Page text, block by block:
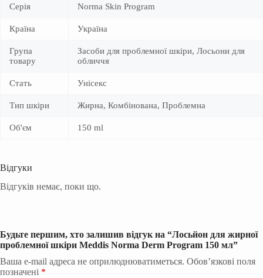
Серія Norma Skin Program
Країна Україна
Група
товару
Засоби для проблемної шкіри, Лосьони для
обличчя
Стать Унісекс
Тип шкіри Жирна, Комбінована, Проблемна
Об'єм 150 ml
Відгуки
Відгуків немає, поки що.
Будьте першим, хто залишив відгук на “Лосьйон для жирної
проблемної шкіри Meddis Norma Derm Program 150 мл”
Ваша e-mail адреса не оприлюднюватиметься. Обов’язкові поля
позначені *